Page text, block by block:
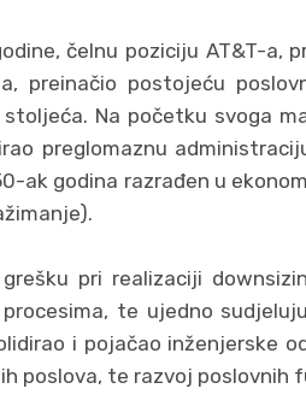
čelnu poziciju AT&T-a,
preinačio postojeću
Na početku svoga
preglomaznu
ak godina razrađen u
pri realizaciji
te ujedno
i pojačao inženjerske
poslova, te razvoj poslovnih